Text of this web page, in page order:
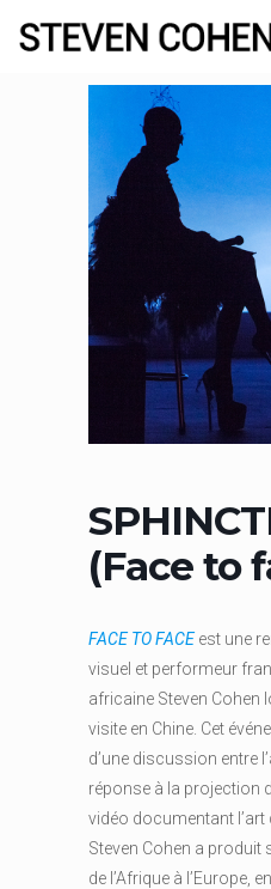
(Face to
FACE TO FACEest une
visuel et performeur
africaine Steven Cohen
visite en Chine. Cet
d’une discussion entre
réponse à la projection
vidéo documentant
Steven Cohen a produit
de l’Afrique à l’Europe,